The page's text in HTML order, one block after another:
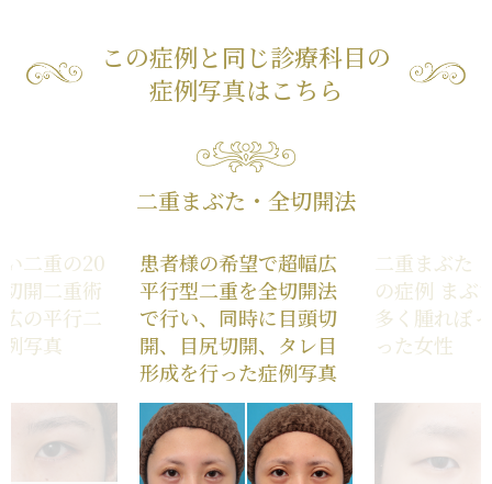
この症例と同じ診療科目の
症例写真はこちら
二重まぶた・全切開法
二重の20
開二重術
の平行二
写真
患者様の希望で超幅広
平行型二重を全切開法
で行い、同時に目頭切
開、目尻切開、タレ目
形成を行った症例写真
二重まぶた
の症例 まぶ
多く腫れぼ
った女性